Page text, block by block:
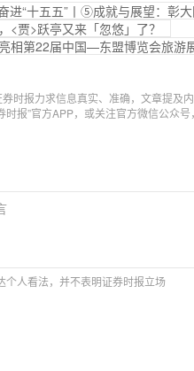
进“十五五”丨⑤成就与展望：彰
<贾>跃亭又来「忽悠」了？
相第22届中国—东盟博览会旅游
券时报力求信息真实、准确，文章提及
时报”官方APP，或关注官方微信公众
个人看法，并不表明证券时报立场